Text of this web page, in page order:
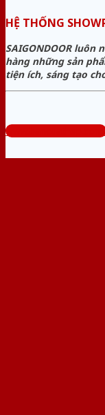
HỆ THỐNG
SAIGONDOOR luôn
hàng những sản
tiện ích, sáng tạo
www.bancuathep.com